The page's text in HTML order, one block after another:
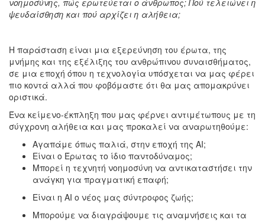
ψευδαίσθηση και πού αρχίζει η αλήθεια;
Η παράσταση είναι μια εξερεύνηση του έρωτα, της
μνήμης και της εξέλιξης του ανθρώπινου συναισθήματος,
σε μια εποχή όπου η τεχνολογία υπόσχεται να μας φέρει
πιο κοντά αλλά που φοβόμαστε ότι θα μας απομακρύνει
οριστικά.
Ένα κείμενο-έκπληξη που μας φέρνει αντιμέτωπους με τη
σύγχρονη αλήθεια και μας προκαλεί να αναρωτηθούμε:
Αγαπάμε όπως παλιά, στην εποχή της AI;
Είναι ο Έρωτας το ίδιο παντοδύναμος;
Μπορεί η τεχνητή νοημοσύνη να αντικαταστήσει την
ανάγκη για πραγματική επαφή;
Είναι η AI ο νέος μας σύντροφος ζωής;
Μπορούμε να διαγράψουμε τις αναμνήσεις και τα